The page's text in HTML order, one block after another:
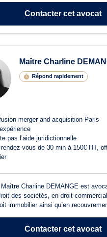
d'associés, fusions-acquisitions,
Contactercet avocat
Maître Charline
Répond rapidement
merger and acquisition Paris
pas l’aide juridictionnelle
rendez-vous de 30 min à 150€ HT,
Maître Charline DEMANGE est
des sociétés, en droit
immobilier ainsi qu’en
Maître Charline DEMANGE
toutes les problé...
Contactercet avocat